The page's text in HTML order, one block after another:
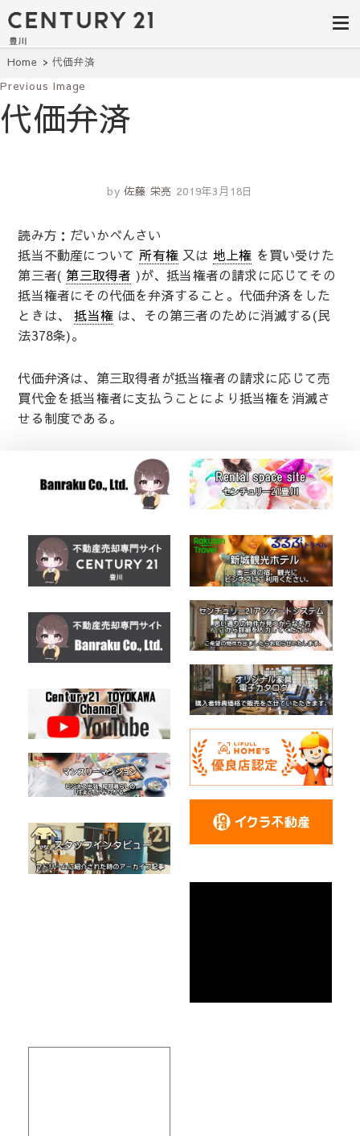
豊田市の中古
住宅・土地・
リノベ物件探
し｜センチュ
リー21豊川
建て・土地探しはセンチュリー21豊
川へ。豊田市内の最新物件情報を随
時更新中！駅近、建築条件無し、ペ
ット可、学区別など、お客様のこだ
単検索。
Home 代価弁済
Previous Image
代価弁済
by 佐藤 栄亮 2019年3月18日
読み方：だいかべんさい
抵当不動産について 所有権 又は 地上権 を買い受けた
第三者( 第三取得者 )が、抵当権者の請求に応じてその
抵当権者にその代価を弁済すること。代価弁済をした
ときは、抵当権 は、その第三者のために消滅する(民
法378条)。
代価弁済は、第三取得者が抵当権者の請求に応じて売
買代金を抵当権者に支払うことにより抵当権を消滅さ
せる制度である。